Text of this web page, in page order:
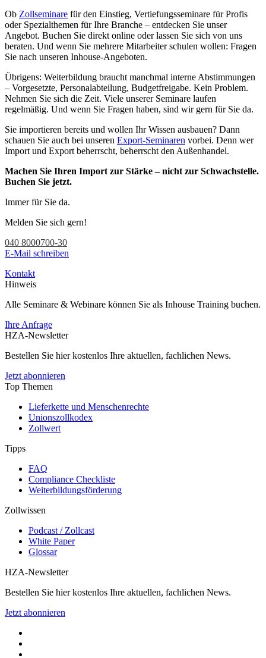
Ob Zollseminare für den Einstieg, Vertiefungsseminare für Profis
oder Spezialthemen für Ihre Branche – entdecken Sie unser
Angebot. Buchen Sie direkt online oder lassen Sie sich von uns
beraten. Und wenn Sie mehrere Mitarbeiter schulen wollen: Fragen
Sie nach unseren Inhouse-Angeboten.
Übrigens: Weiterbildung braucht manchmal interne Abstimmungen
– Vorgesetzte, Personalabteilung, Budgetfreigabe. Kein Problem.
Nehmen Sie sich die Zeit. Viele unserer Seminare laufen
regelmäßig. Und wenn Sie Fragen haben, sind wir gern für Sie da.
Sie importieren bereits und wollen Ihr Wissen ausbauen? Dann
schauen Sie auch bei unseren Export-Seminaren vorbei. Denn wer
Import und Export beherrscht, beherrscht den Außenhandel.
Machen Sie Ihren Import zur Stärke – nicht zur Schwachstelle.
Buchen Sie jetzt.
Immer für Sie da.
Melden Sie sich gern!
040 8000700-30
E-Mail schreiben
Kontakt
Hinweis
Alle Seminare & Webinare können Sie als Inhouse Training buchen.
Ihre Anfrage
HZA-Newsletter
Bestellen Sie hier kostenlos Ihre aktuellen, fachlichen News.
Jetzt abonnieren
Top Themen
Lieferkette und Menschenrechte
Unionszollkodex
Zollwert
Tipps
FAQ
Compliance Checkliste
Weiterbildungsförderung
Zollwissen
Podcast / Zollcast
White Paper
Glossar
HZA-Newsletter
Bestellen Sie hier kostenlos Ihre aktuellen, fachlichen News.
Jetzt abonnieren